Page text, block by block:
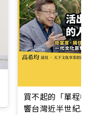
買不起的「單程
響台灣近半世紀